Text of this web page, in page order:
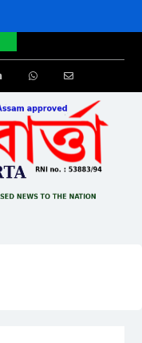
Email